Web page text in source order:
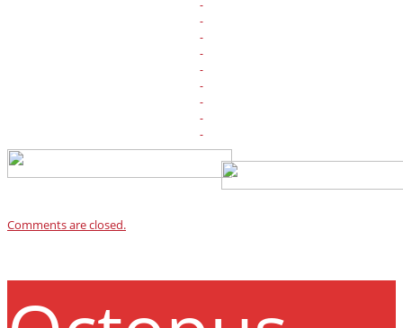
Comments are closed.